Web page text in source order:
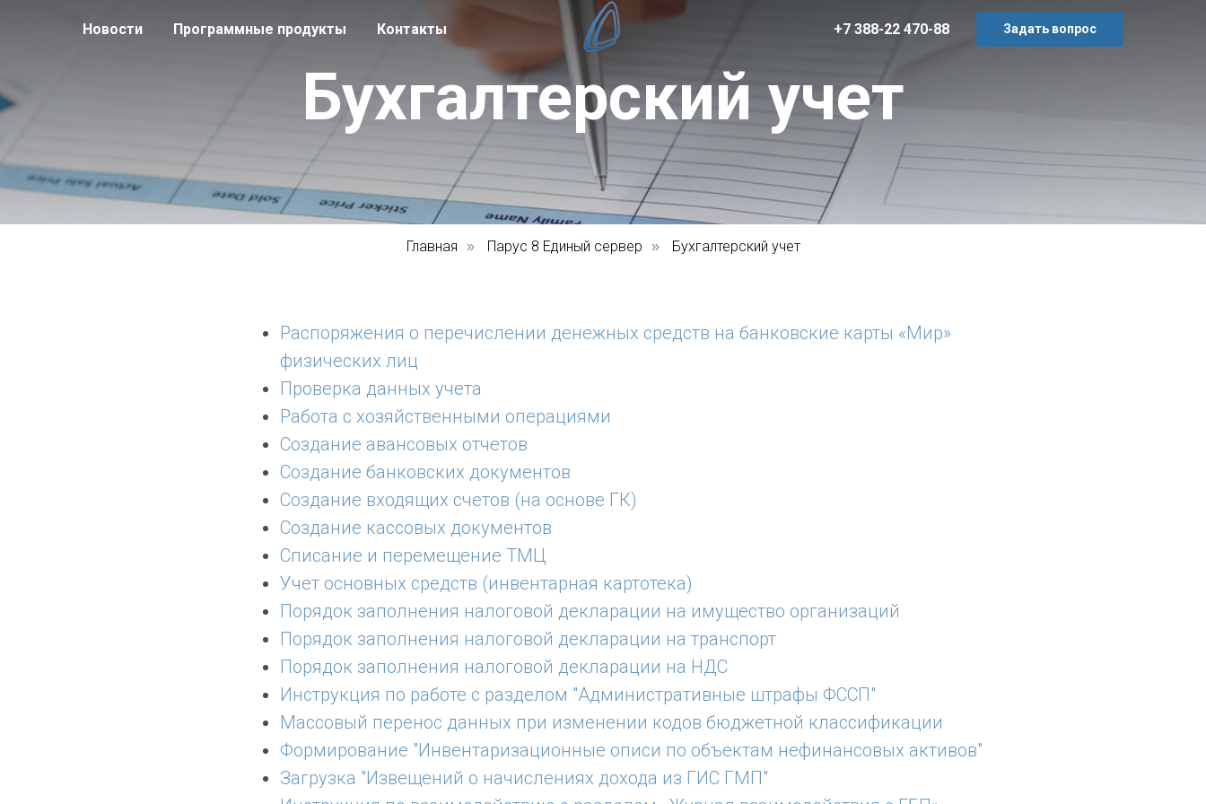
Новости Программные продукты Контакты +7 388-22 470-88 Задать вопрос
Бухгалтерский учет
Главная » Парус 8 Единый сервер » Бухгалтерский учет
Распоряжения о перечислении денежных средств на банковские карты «Мир»
физических лиц
Проверка данных учета
Работа с хозяйственными операциями
Создание авансовых отчетов
Создание банковских документов
Создание входящих счетов (на основе ГК)
Создание кассовых документов
Списание и перемещение ТМЦ
Учет основных средств (инвентарная картотека)
Порядок заполнения налоговой декларации на имущество организаций
Порядок заполнения налоговой декларации на транспорт
Порядок заполнения налоговой декларации на НДС
Инструкция по работе с разделом "Административные штрафы ФССП"
Массовый перенос данных при изменении кодов бюджетной классификации
Формирование "Инвентаризационные описи по объектам нефинансовых активов"
Загрузка "Извещений о начислениях дохода из ГИС ГМП"